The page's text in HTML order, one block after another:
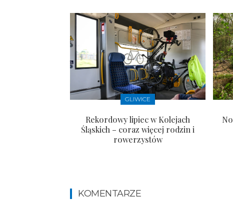
GLIWICE
Rekordowy lipiec w Kolejach
Śląskich – coraz więcej rodzin i
rowerzystów
KOMENTARZE